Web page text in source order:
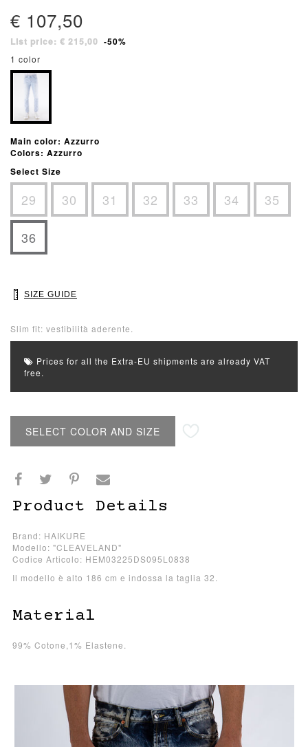
€ 107,50
List price: € 215,00 -50%
1 color
Main color: Azzurro
Colors: Azzurro
Select Size
29 30 31 32 33 34 35
36
SIZE GUIDE
Slim fit: vestibilità aderente.
Prices for all the Extra-EU shipments are already VAT
free.
SELECT COLOR AND SIZE
Product Details
Brand: HAIKURE
Modello: "CLEAVELAND"
Codice Articolo: HEM03225DS095L0838
Il modello è alto 186 cm e indossa la taglia 32.
Material
99% Cotone,1% Elastene.